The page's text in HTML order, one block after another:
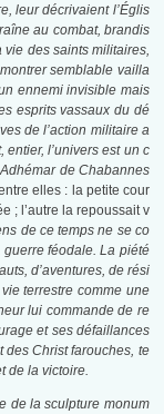
leur décrivaient l’Églis
au combat, brandis
vie des saints militaires,
semblable vailla
ennemi invisible mais
esprits vassaux du dé
de l’action militaire a
l’univers est un c
de Chabannes
elles : la petite cour
; l’autre la repoussait v
de ce temps ne se co
féodale. La piété
d’aventures, de rési
terrestre comme une
lui commande de re
et ses défaillances
des Christ farouches, te
de la victoire.
de la sculpture monum